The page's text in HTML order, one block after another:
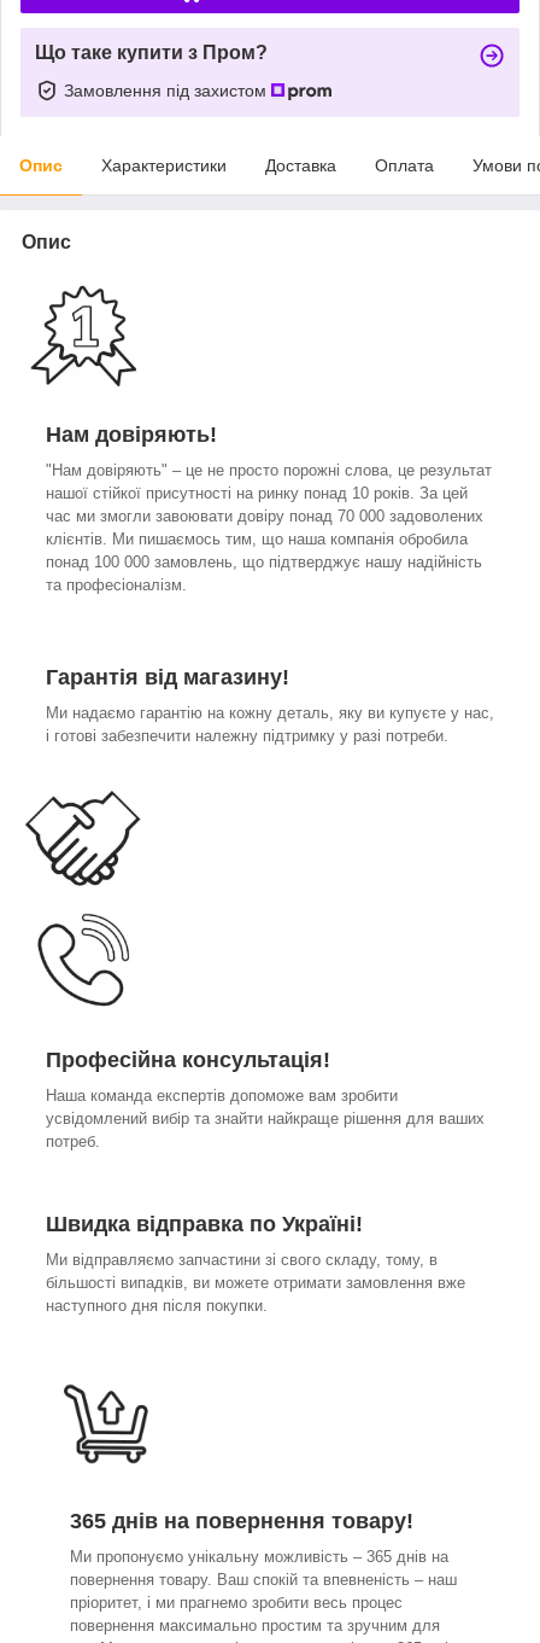
Що таке купити з Пром?
Замовлення під захистом
Опис Характеристики Доставка Оплата Умови
Опис
Нам довіряють!
"Нам довіряють" – це не просто порожні слова, це результат
нашої стійкої присутності на ринку понад 10 років. За цей
час ми змогли завоювати довіру понад 70 000 задоволених
клієнтів. Ми пишаємось тим, що наша компанія обробила
понад 100 000 замовлень, що підтверджує нашу надійність
та професіоналізм.
Гарантія від магазину!
Ми надаємо гарантію на кожну деталь, яку ви купуєте у нас,
і готові забезпечити належну підтримку у разі потреби.
Професійна консультація!
Наша команда експертів допоможе вам зробити
усвідомлений вибір та знайти найкраще рішення для ваших
потреб.
Швидка відправка по Україні!
Ми відправляємо запчастини зі свого складу, тому, в
більшості випадків, ви можете отримати замовлення вже
наступного дня після покупки.
365 днів на повернення товару!
Ми пропонуємо унікальну можливість – 365 днів на
повернення товару. Ваш спокій та впевненість – наш
пріоритет, і ми прагнемо зробити весь процес
повернення максимально простим та зручним для